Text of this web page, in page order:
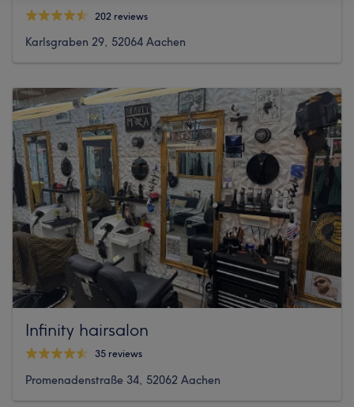
202 reviews
Karlsgraben 29, 52064 Aachen
Infinity hairsalon
35 reviews
Promenadenstraße 34, 52062 Aachen